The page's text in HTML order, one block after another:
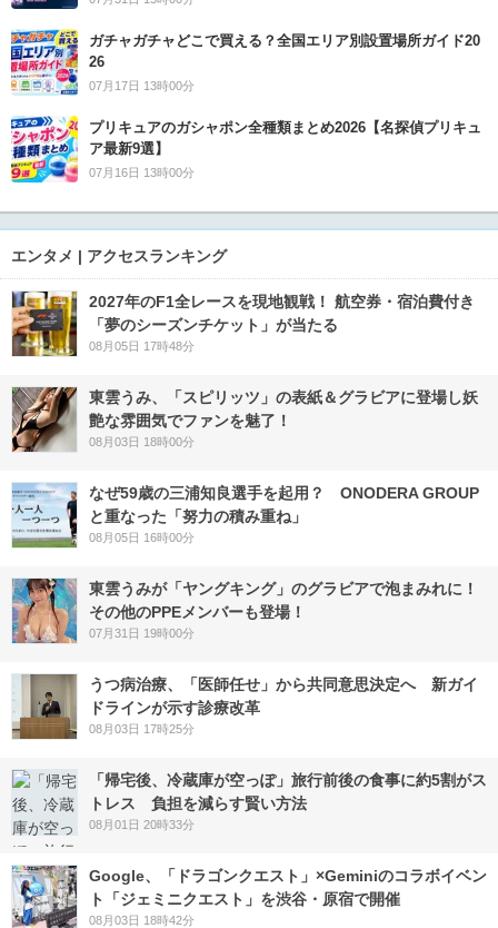
ガチャガチャどこで買える？全国エリア別設置場所ガイド20
26
07月17日 13時00分
プリキュアのガシャポン全種類まとめ2026【名探偵プリキュ
ア最新9選】
07月16日 13時00分
エンタメ | アクセスランキング
2027年のF1全レースを現地観戦！ 航空券・宿泊費付き
「夢のシーズンチケット」が当たる
08月05日 17時48分
東雲うみ、「スピリッツ」の表紙＆グラビアに登場し妖
艶な雰囲気でファンを魅了！
08月03日 18時00分
なぜ59歳の三浦知良選手を起用？ ONODERA GROUP
と重なった「努力の積み重ね」
08月05日 16時00分
東雲うみが「ヤングキング」のグラビアで泡まみれに！
その他のPPEメンバーも登場！
07月31日 19時00分
うつ病治療、「医師任せ」から共同意思決定へ 新ガイ
ドラインが示す診療改革
08月03日 17時25分
「帰宅後、冷蔵庫が空っぽ」旅行前後の食事に約5割がス
トレス 負担を減らす賢い方法
08月01日 20時33分
Google、「ドラゴンクエスト」×Geminiのコラボイベン
ト「ジェミニクエスト」を渋谷・原宿で開催
08月03日 18時42分